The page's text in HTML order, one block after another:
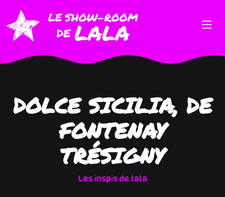
DOLCE SICILIA, DE
FONTENAY
TRÉSIGNY
Les inspis de lala